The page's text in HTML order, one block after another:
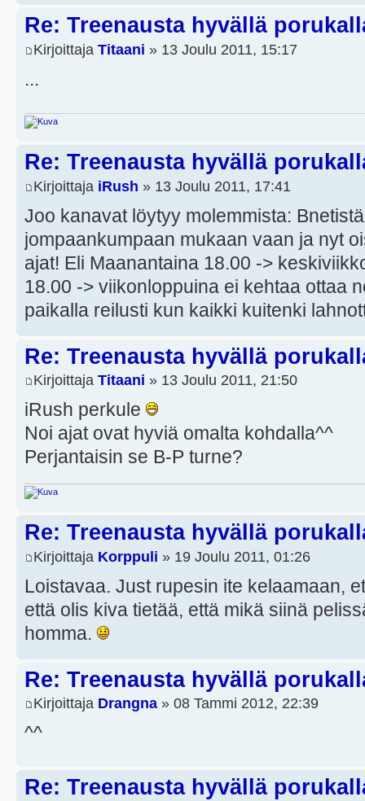
Re: Treenausta hyvällä
Kirjoittaja Titaani » 13 Joulu 2011, 15:17
...
Re: Treenausta hyvällä
Kirjoittaja iRush » 13 Joulu 2011, 17:41
Joo kanavat löytyy molemmista:
jompaankumpaan mukaan vaan ja nyt
ajat! Eli Maanantaina 18.00 ->
18.00 -> viikonloppuina ei kehtaa ottaa
paikalla reilusti kun kaikki kuitenki
Re: Treenausta hyvällä
Kirjoittaja Titaani » 13 Joulu 2011, 21:50
iRush perkule
Noi ajat ovat hyviä omalta kohdalla^^
Perjantaisin se B-P turne?
Re: Treenausta hyvällä
Kirjoittaja Korppuli » 19 Joulu 2011, 01:26
Loistavaa. Just rupesin ite kelaamaan,
että olis kiva tietää, että mikä siinä
homma.
Re: Treenausta hyvällä
Kirjoittaja Drangna » 08 Tammi 2012, 22:39
^^
Re: Treenausta hyvällä